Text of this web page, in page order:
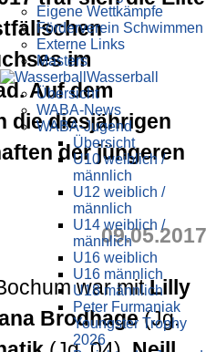
Eigene Wettkämpfe
Förderverein Schwimmen
Externe Links
Masters
Wasser­ball
Übersicht
WABA-News
WABA-Jugend
Übersicht
U10 weiblich /
männlich
U12 weiblich /
männlich
U14 weiblich /
männlich
U16 weiblich
U16 männlich
U18 männlich
Peter Furmaniak
Youngster Trophy
2026
im
Auf dem
die diesjährigen
der jüngeren
09.05.2017
war mitLilly
Brodhage(Jg.